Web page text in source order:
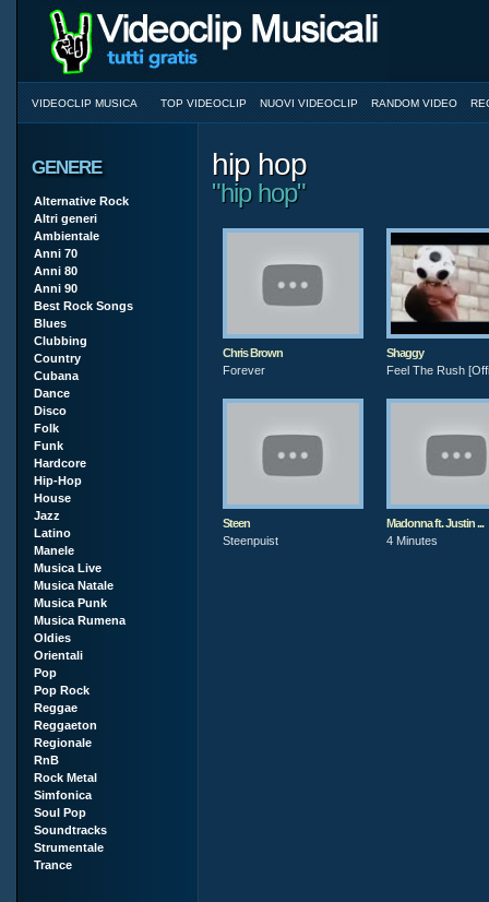
VIDEOCLIP MUSICA TOP VIDEOCLIP NUOVI VIDEOCLIP RANDOM VIDEO
GENERE
Alternative Rock
Altri generi
Ambientale
Anni 70
Anni 80
Anni 90
Best Rock Songs
Blues
Clubbing
Country
Cubana
Dance
Disco
Folk
Funk
Hardcore
Hip-Hop
House
Jazz
Latino
Manele
Musica Live
Musica Natale
Musica Punk
Musica Rumena
Oldies
Orientali
Pop
Pop Rock
Reggae
Reggaeton
Regionale
RnB
Rock Metal
Simfonica
Soul Pop
Soundtracks
Strumentale
Trance
hip hop
"hip hop"
Chris Brown
Forever
Shaggy
Feel The Rush
Steen
Steenpuist
Madonna ft. Justin ...
4 Minutes